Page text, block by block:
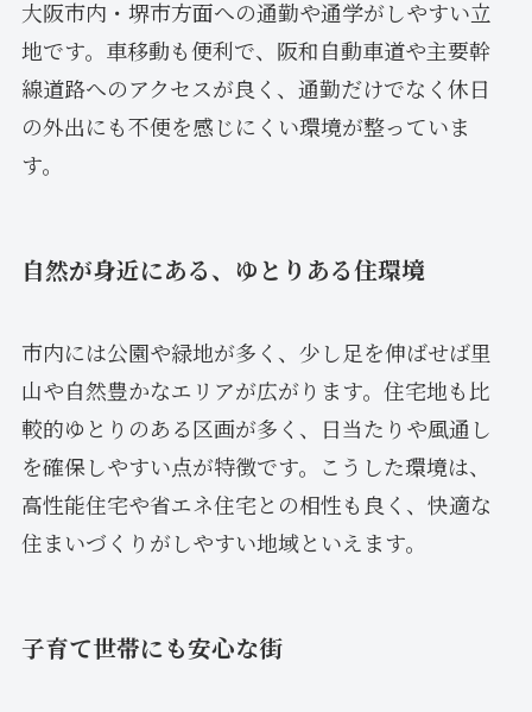
大阪市内・堺市方面への通勤や通学がしやすい立
地です。車移動も便利で、阪和自動車道や主要幹
線道路へのアクセスが良く、通勤だけでなく休日
の外出にも不便を感じにくい環境が整っていま
す。
自然が身近にある、ゆとりある住環境
市内には公園や緑地が多く、少し足を伸ばせば里
山や自然豊かなエリアが広がります。住宅地も比
較的ゆとりのある区画が多く、日当たりや風通し
を確保しやすい点が特徴です。こうした環境は、
高性能住宅や省エネ住宅との相性も良く、快適な
住まいづくりがしやすい地域といえます。
子育て世帯にも安心な街